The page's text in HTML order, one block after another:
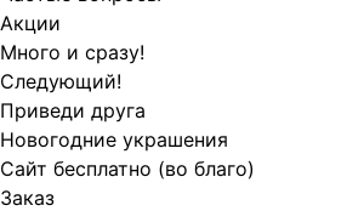
Акции
Много и сразу!
Следующий!
Приведи друга
Новогодние украшения
Сайт бесплатно (во благо)
Заказ